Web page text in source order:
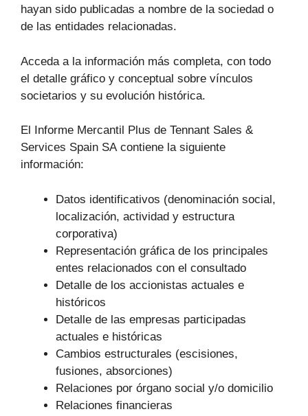
hayan sido publicadas a nombre de la sociedad o
de las entidades relacionadas.
Acceda a la información más completa, con todo
el detalle gráfico y conceptual sobre vínculos
societarios y su evolución histórica.
El Informe Mercantil Plus de Tennant Sales &
Services Spain SA contiene la siguiente
información:
Datos identificativos (denominación social,
localización, actividad y estructura
corporativa)
Representación gráfica de los principales
entes relacionados con el consultado
Detalle de los accionistas actuales e
históricos
Detalle de las empresas participadas
actuales e históricas
Cambios estructurales (escisiones,
fusiones, absorciones)
Relaciones por órgano social y/o domicilio
Relaciones financieras